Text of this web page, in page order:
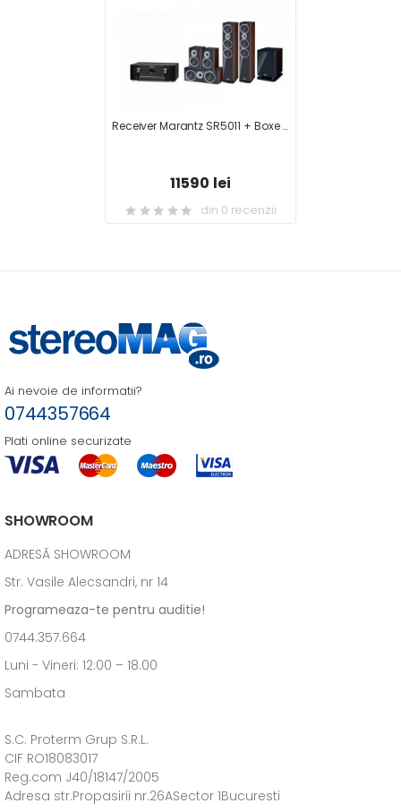
Receiver Marantz SR5011 + Boxe Heco Music Style 900 + Subwoofer Heco Music Style Sub 25A + Boxe Heco Music Style 200 + Boxe centru Music Style Center 2
11590 lei
din 0 recenzii
Ai nevoie de informatii?
0744357664
Plati online securizate
SHOWROOM
ADRESĂ SHOWROOM
Str. Vasile Alecsandri, nr 14
Programeaza-te pentru auditie!
0744.357.664
Luni - Vineri: 12:00 – 18.00
Sambata
S.C. Proterm Grup S.R.L.
CIF RO18083017
Reg.com J40/18147/2005
Adresa str.Propasirii nr.26ASector 1Bucuresti